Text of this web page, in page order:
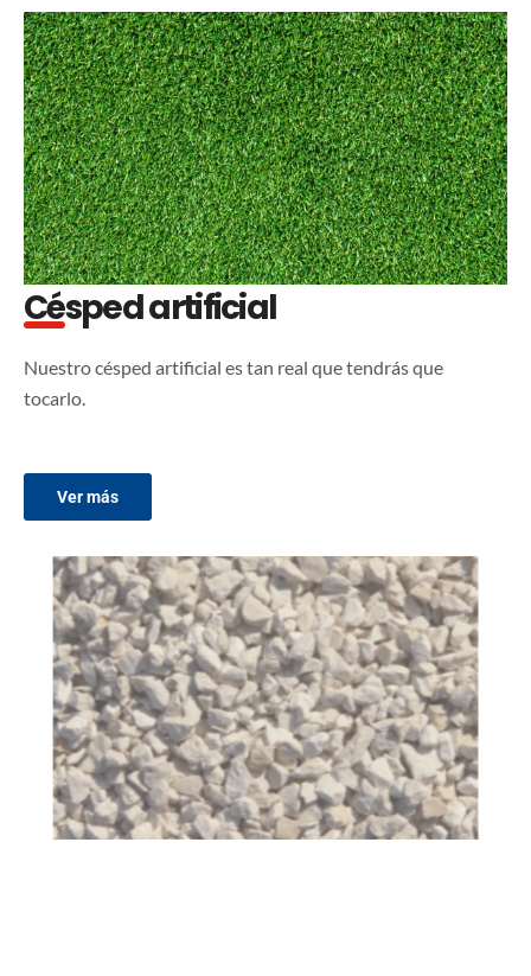
Césped artificial
Nuestro césped artificial es tan real que tendrás que
tocarlo.
Ver más